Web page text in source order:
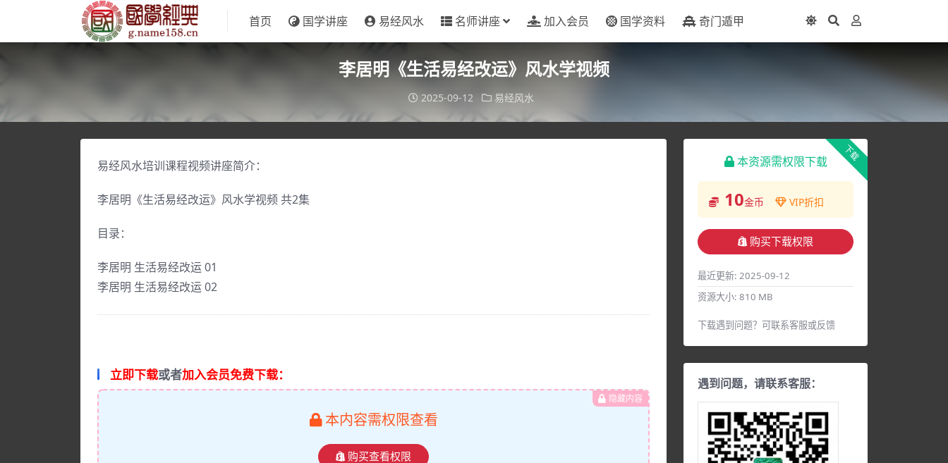
首页 国学讲座 易经风水 名师讲座 加入会员 国学资料 奇门遁甲
李居明《生活易经改运》风水学视频
2025-09-12 易经风水
易经风水培训课程视频讲座简介：
李居明《生活易经改运》风水学视频 共2集
目录：
李居明 生活易经改运 01
李居明 生活易经改运 02
立即下载或者加入会员免费下载：
隐藏内容
本内容需权限查看
购买查看权限
下载
本资源需权限下载
10金币 VIP折扣
购买下载权限
最近更新: 2025-09-12
资源大小: 810 MB
下载遇到问题？可联系客服或反馈
遇到问题，请联系客服：